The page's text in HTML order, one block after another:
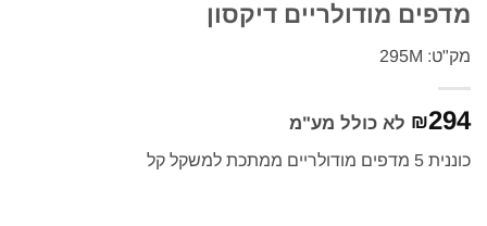
מדפים מודולריים דיקסון
מק"ט: 295M
₪294 לא כולל מע"מ
כוננית 5 מדפים מודולריים ממתכת למשקל קל